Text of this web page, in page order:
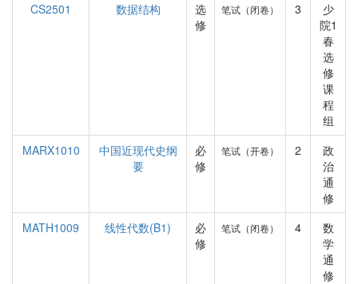
CS2501
数据结构
选
修
笔试（闭卷） 3
少
院1
春
选
修
课
程
组
MARX1010
中国近现代史纲
要
必
修
笔试（开卷） 2
政
治
通
修
MATH1009
线性代数(B1)
必
修
笔试（闭卷） 4
数
学
通
修